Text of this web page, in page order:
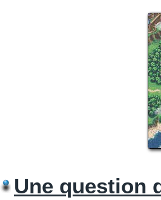
Une question